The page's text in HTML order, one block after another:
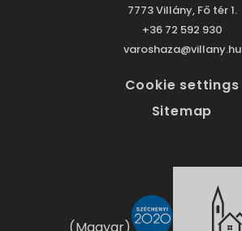
7773 Villány, Fő tér 1.
+36 72 592 930
varoshaza@villany.hu
Cookie settings
Sitemap